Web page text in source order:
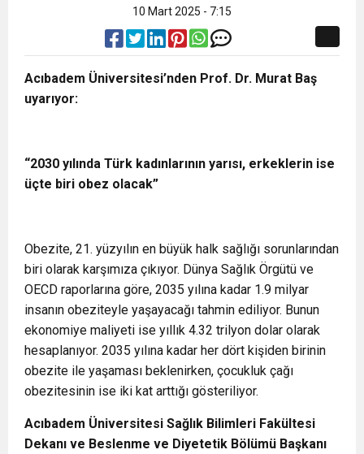
10 Mart 2025 - 7:15
Acıbadem Üniversitesi’nden Prof. Dr. Murat Baş
uyarıyor:
“2030 yılında Türk kadınlarının yarısı, erkeklerin ise
üçte biri obez olacak”
Obezite, 21. yüzyılın en büyük halk sağlığı sorunlarından
biri olarak karşımıza çıkıyor. Dünya Sağlık Örgütü ve
OECD raporlarına göre, 2035 yılına kadar 1.9 milyar
insanın obeziteyle yaşayacağı tahmin ediliyor. Bunun
ekonomiye maliyeti ise yıllık 4.32 trilyon dolar olarak
hesaplanıyor. 2035 yılına kadar her dört kişiden birinin
obezite ile yaşaması beklenirken, çocukluk çağı
obezitesinin ise iki kat arttığı gösteriliyor.
Acıbadem Üniversitesi Sağlık Bilimleri Fakültesi
Dekanı ve Beslenme ve Diyetetik Bölümü Başkanı